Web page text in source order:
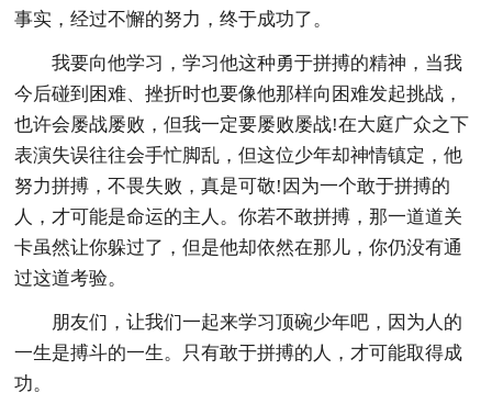
事实，经过不懈的努力，终于成功了。
我要向他学习，学习他这种勇于拼搏的精神，当我
今后碰到困难、挫折时也要像他那样向困难发起挑战，
也许会屡战屡败，但我一定要屡败屡战!在大庭广众之下
表演失误往往会手忙脚乱，但这位少年却神情镇定，他
努力拼搏，不畏失败，真是可敬!因为一个敢于拼搏的
人，才可能是命运的主人。你若不敢拼搏，那一道道关
卡虽然让你躲过了，但是他却依然在那儿，你仍没有通
过这道考验。
朋友们，让我们一起来学习顶碗少年吧，因为人的
一生是搏斗的一生。只有敢于拼搏的人，才可能取得成
功。